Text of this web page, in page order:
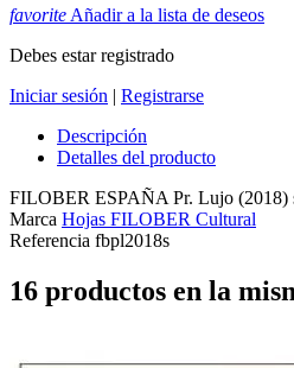
favorite Añadir a la lista de deseos
Debes estar registrado
Iniciar sesión | Registrarse
Descripción
Detalles del producto
FILOBER ESPAÑA Pr. Lujo (2018)
Marca Hojas FILOBER Cultural
Referencia fbpl2018s
16 productos en la